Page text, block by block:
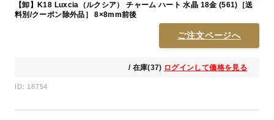
【卸】K18 Luxcia（ルクシア） チャーム ハート 水晶 18金 (561)［送
料別/クーポン除外品］ 8×8mm前後
ご注文ページへ
/ 在庫(37) ログインして価格を見る
ID: 18754